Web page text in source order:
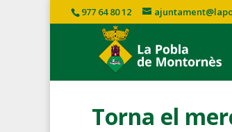
977 64 80 12
Torna el